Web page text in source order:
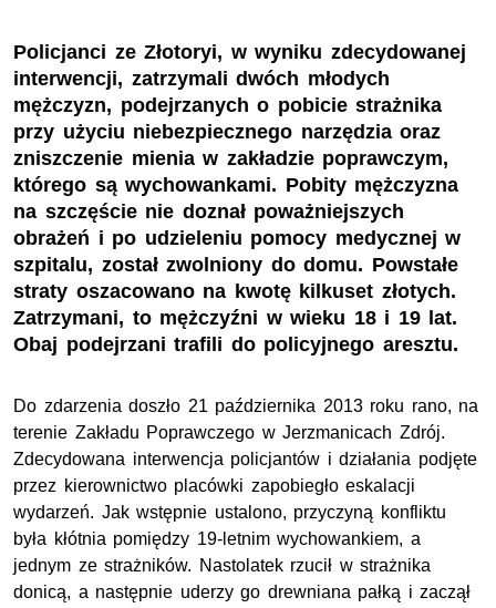
Policjanci ze Złotoryi, w wyniku zdecydowanej
interwencji, zatrzymali dwóch młodych
mężczyzn, podejrzanych o pobicie strażnika
przy użyciu niebezpiecznego narzędzia oraz
zniszczenie mienia w zakładzie poprawczym,
którego są wychowankami. Pobity mężczyzna
na szczęście nie doznał poważniejszych
obrażeń i po udzieleniu pomocy medycznej w
szpitalu, został zwolniony do domu. Powstałe
straty oszacowano na kwotę kilkuset złotych.
Zatrzymani, to mężczyźni w wieku 18 i 19 lat.
Obaj podejrzani trafili do policyjnego aresztu.
Do zdarzenia doszło 21 października 2013 roku rano, na
terenie Zakładu Poprawczego w Jerzmanicach Zdrój.
Zdecydowana interwencja policjantów i działania podjęte
przez kierownictwo placówki zapobiegło eskalacji
wydarzeń. Jak wstępnie ustalono, przyczyną konfliktu
była kłótnia pomiędzy 19-letnim wychowankiem, a
jednym ze strażników. Nastolatek rzucił w strażnika
donicą, a następnie uderzy go drewniana pałką i zaczął